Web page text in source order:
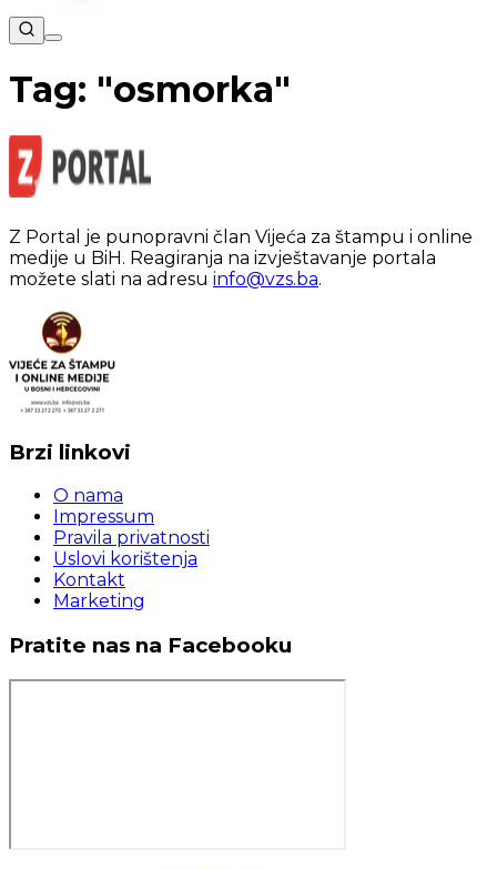
Tag: "osmorka"
Z Portal je punopravni član Vijeća za štampu i online
medije u BiH. Reagiranja na izvještavanje portala
možete slati na adresu info@vzs.ba.
Brzi linkovi
O nama
Impressum
Pravila privatnosti
Uslovi korištenja
Kontakt
Marketing
Pratite nas na Facebooku